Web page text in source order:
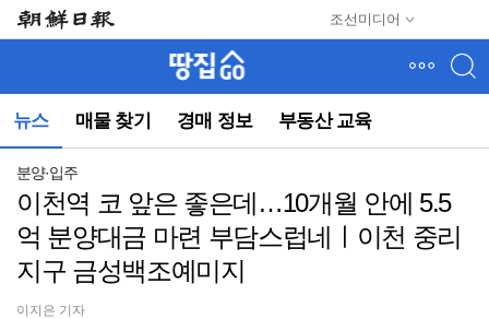
조선미디어
뉴스 매물 찾기 경매 정보 부동산 교육
뉴
(컨
분양·입주
이천역 코 앞은 좋은데…10개월 안에 5.5
억 분양대금 마련 부담스럽네ㅣ이천 중리
지구 금성백조예미지
이지은 기자